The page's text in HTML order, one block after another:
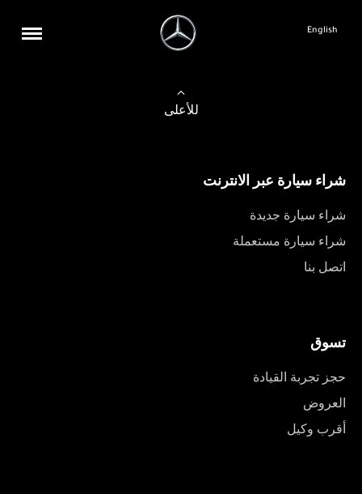
English
للأعلى
شراء سيارة عبر الانترنت
شراء سيارة جديدة
شراء سيارة مستعملة
اتصل بنا
تسوق
حجز تجربة القيادة
العروض
أقرب وكيل